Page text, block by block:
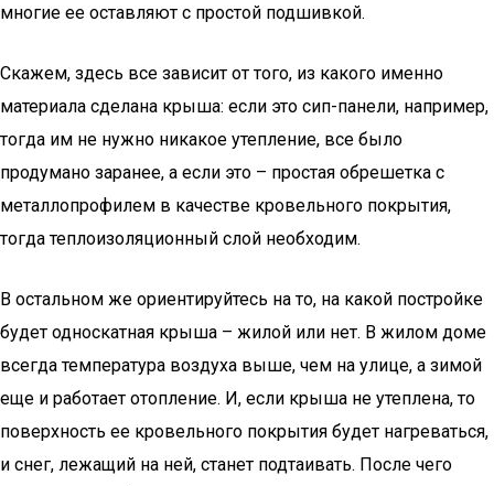
многие ее оставляют с простой подшивкой.
Скажем, здесь все зависит от того, из какого именно
материала сделана крыша: если это сип-панели, например,
тогда им не нужно никакое утепление, все было
продумано заранее, а если это – простая обрешетка с
металлопрофилем в качестве кровельного покрытия,
тогда теплоизоляционный слой необходим.
В остальном же ориентируйтесь на то, на какой постройке
будет односкатная крыша – жилой или нет. В жилом доме
всегда температура воздуха выше, чем на улице, а зимой
еще и работает отопление. И, если крыша не утеплена, то
поверхность ее кровельного покрытия будет нагреваться,
и снег, лежащий на ней, станет подтаивать. После чего